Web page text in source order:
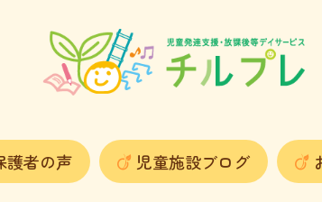
護者の声 児童施設ブログ